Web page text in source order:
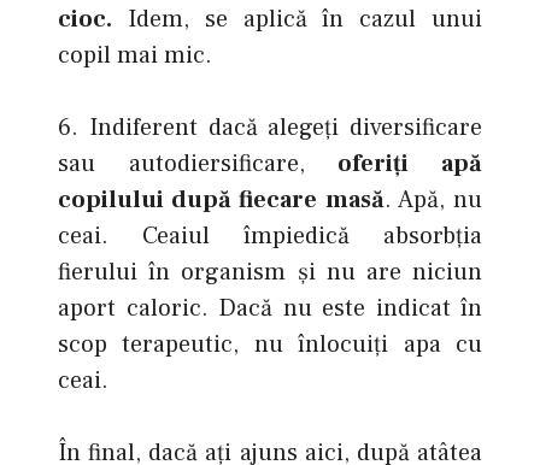
cioc. Idem, se aplică în cazul unui
copil mai mic.
6. Indiferent dacă alegeţi diversificare
sau autodiersificare, oferiţi apă
copilului după fiecare masă. Apă, nu
ceai. Ceaiul împiedică absorbţia
fierului în organism şi nu are niciun
aport caloric. Dacă nu este indicat în
scop terapeutic, nu înlocuiţi apa cu
ceai.
În final, dacă aţi ajuns aici, după atâtea